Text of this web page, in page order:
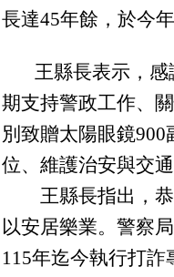
長達45年餘，於今
王縣長表示， 感
期支持警政工作、
別致贈太陽眼鏡
位、維護治安與交
王縣長指出，恭
以安居樂業。警察
115年迄今執行打